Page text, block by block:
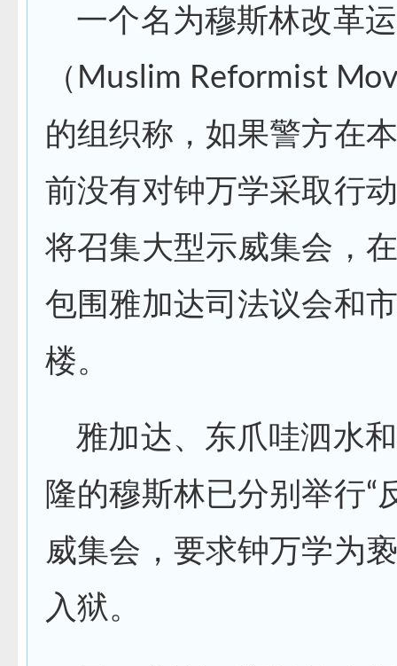
一个名为穆斯林改革
（Muslim Reformist
的组织称，如果警方在
前没有对钟万学采取行
将召集大型示威集会，
包围雅加达司法议会和
楼。
雅加达、东爪哇泗水
隆的穆斯林已分别举行“
威集会，要求钟万学为
入狱。